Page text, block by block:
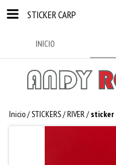
STICKER CARP
INICIO
Inicio/STICKERS/RIVER/ sticker